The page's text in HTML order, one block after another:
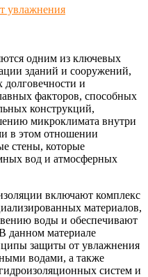
увлажнения
одним из ключевых
зданий и сооружений,
долговечности и
факторов, способных
конструкций,
микроклимата внутри
в этом отношении
стены, которые
вод и атмосферных
включают комплекс
материалов,
воды и обеспечивают
данном материале
защиты от увлажнения
водами, а также
систем и